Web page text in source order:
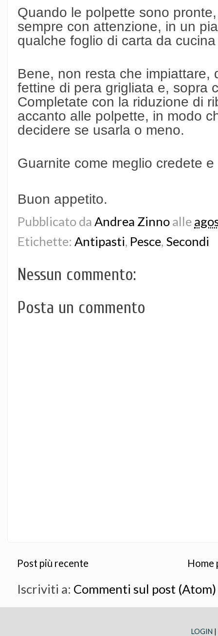
Quando le polpette sono
sempre con attenzione, in un
qualche foglio di carta da
Bene, non resta che impiattare,
fettine di pera grigliata e, sopra
Completate con la riduzione di
accanto alle polpette, in modo
decidere se usarla o meno.
Guarnite come meglio credete
Buon appetito.
Pubblicato da Andrea Zinno alle
Etichette: Antipasti, Pesce, Secondi
Nessun commento:
Posta un commento
Post più recente Home
Iscriviti a: Commenti sul post (Atom)
LOGIN |